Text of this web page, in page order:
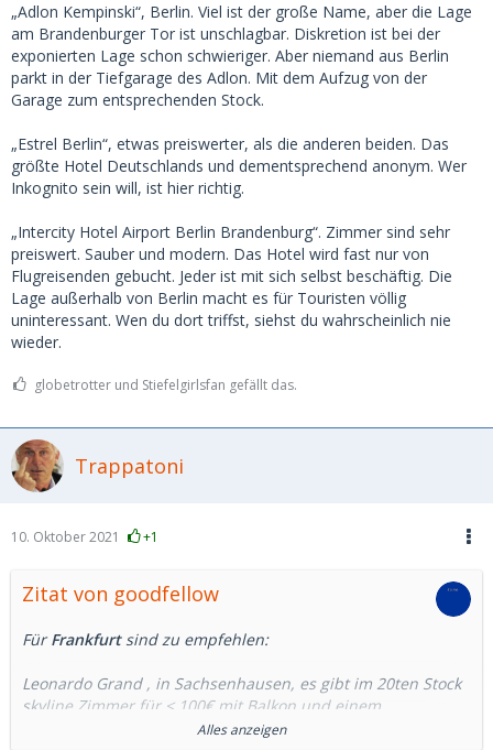
„Adlon Kempinski“, Berlin. Viel ist der große Name, aber die Lage
am Brandenburger Tor ist unschlagbar. Diskretion ist bei der
exponierten Lage schon schwieriger. Aber niemand aus Berlin
parkt in der Tiefgarage des Adlon. Mit dem Aufzug von der
Garage zum entsprechenden Stock.
„Estrel Berlin“, etwas preiswerter, als die anderen beiden. Das
größte Hotel Deutschlands und dementsprechend anonym. Wer
Inkognito sein will, ist hier richtig.
„Intercity Hotel Airport Berlin Brandenburg“. Zimmer sind sehr
preiswert. Sauber und modern. Das Hotel wird fast nur von
Flugreisenden gebucht. Jeder ist mit sich selbst beschäftig. Die
Lage außerhalb von Berlin macht es für Touristen völlig
uninteressant. Wen du dort triffst, siehst du wahrscheinlich nie
wieder.
globetrotter und Stiefelgirlsfan gefällt das.
Trappatoni
10. Oktober 2021 +1
Zitat von goodfellow
FürFrankfurtsind zu empfehlen:
Leonardo Grand , in Sachsenhausen, es gibt im 20ten Stock
skyline Zimmer für < 100€ mit Balkon und einem
sagenhaften Blick auf die City, Zimmer sind groß und die
Alles anzeigen